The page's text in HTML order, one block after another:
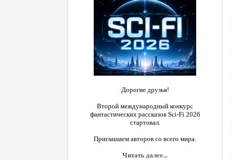
Дорогие друзья!
Второй международный конкурс
фантастических рассказов Sci-Fi 2026
стартовал.
Приглашаем авторов со всего мира.
Читать далее...